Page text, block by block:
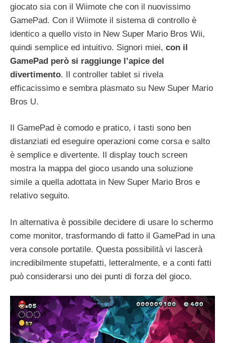
giocato sia con il Wiimote che con il nuovissimo
GamePad. Con il Wiimote il sistema di controllo è
identico a quello visto in New Super Mario Bros Wii,
quindi semplice ed intuitivo. Signori miei, con il
GamePad però si raggiunge l’apice del
divertimento. Il controller tablet si rivela
efficacissimo e sembra plasmato su New Super Mario
Bros U.
Il GamePad è comodo e pratico, i tasti sono ben
distanziati ed eseguire operazioni come corsa e salto
è semplice e divertente. Il display touch screen
mostra la mappa del gioco usando una soluzione
simile a quella adottata in New Super Mario Bros e
relativo seguito.
In alternativa è possibile decidere di usare lo schermo
come monitor, trasformando di fatto il GamePad in una
vera console portatile. Questa possibilità vi lascerà
incredibilmente stupefatti, letteralmente, e a conti fatti
può considerarsi uno dei punti di forza del gioco.